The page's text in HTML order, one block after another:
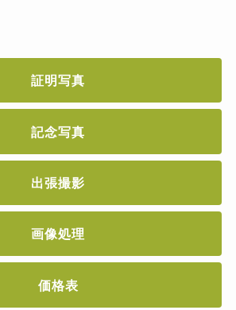
証明写真
記念写真
出張撮影
画像処理
価格表